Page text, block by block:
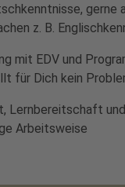
gerne
z. B.
mit EDV und
für Dich kein
Lernbereitschaft
Arbeitsweise